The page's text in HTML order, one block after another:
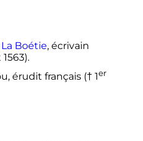
Boétie, écrivain
).
érudit français († 1er